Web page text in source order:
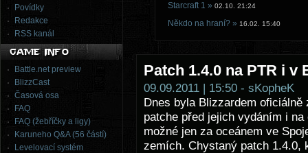
Povídky
Redakce
RSS kanál
Battle.net preview
BlizzCast
Časová osa
FAQ
FAQ (žebříčky a ligy)
Karuneho Q&A (56 částí)
Levelovací systém
Starcraft 1 » 02.10. 21:24
Někdo na hraní? » 16.02. 15:40
Patch 1.4.0 na PTR i v
09.09.2011 | 15:50 - sKopheK
Dnes byla Blizzardem
patche před jejich vydáním i
možné jen za oceánem ve
zemích. Chystaný patch 1.4.0,